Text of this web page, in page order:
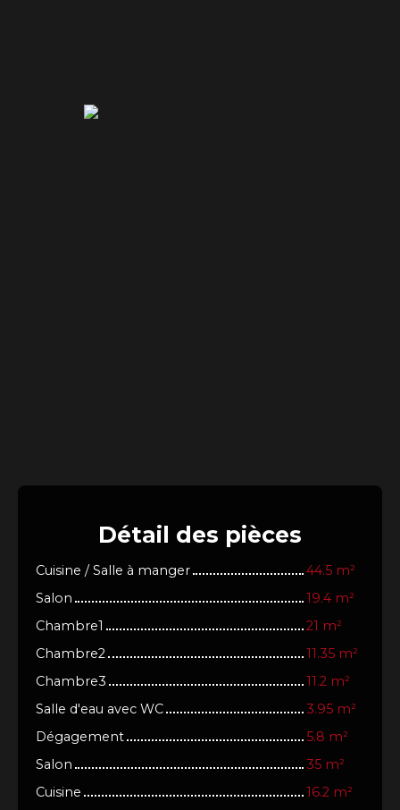
Détail des pièces
Cuisine / Salle à manger
44.5 m²
Salon
19.4 m²
Chambre1
21 m²
Chambre2
11.35 m²
Chambre3
11.2 m²
Salle d'eau avec WC
3.95 m²
Dégagement
5.8 m²
Salon
35 m²
Cuisine
16.2 m²